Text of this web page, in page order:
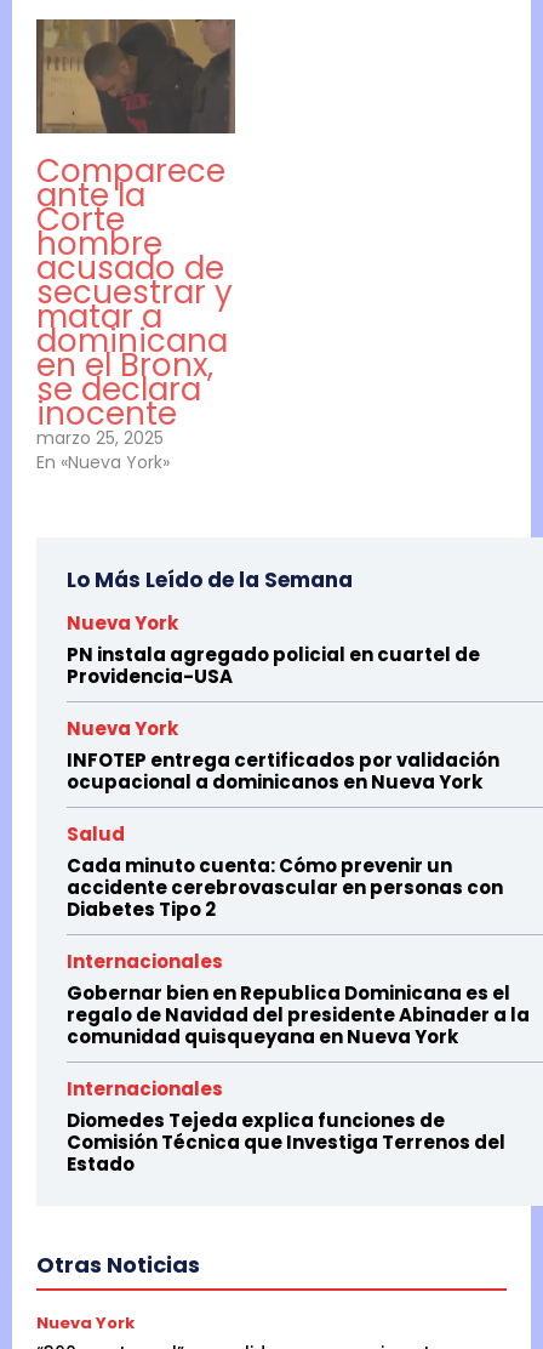
Comparece
ante la
Corte
hombre
acusado de
secuestrar y
matar a
dominicana
en el Bronx,
se declara
inocente
marzo 25, 2025
En «Nueva York»
Lo Más Leído de la Semana
Nueva York
PN instala agregado policial en cuartel de
Providencia-USA
Nueva York
INFOTEP entrega certificados por validación
ocupacional a dominicanos en Nueva York
Salud
Cada minuto cuenta: Cómo prevenir un
accidente cerebrovascular en personas con
Diabetes Tipo 2
Internacionales
Gobernar bien en Republica Dominicana es el
regalo de Navidad del presidente Abinader a la
comunidad quisqueyana en Nueva York
Internacionales
Diomedes Tejeda explica funciones de
Comisión Técnica que Investiga Terrenos del
Estado
Otras Noticias
Nueva York